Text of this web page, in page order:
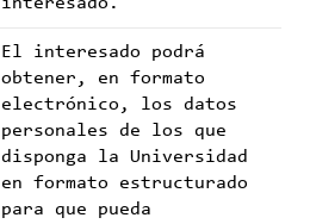
El interesado podrá
obtener, en formato
electrónico, los datos
personales de los que
disponga la Universidad
en formato estructurado
para que pueda